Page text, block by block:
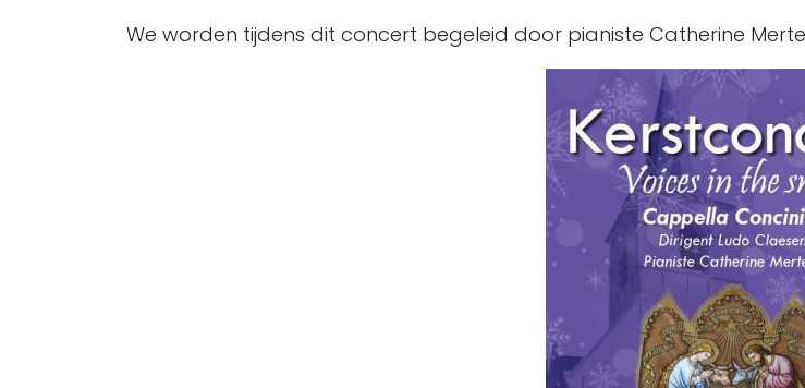
We worden tijdens dit concert begeleid door pianiste Catherine